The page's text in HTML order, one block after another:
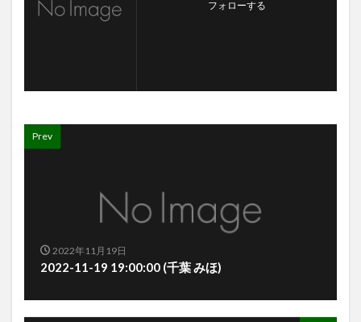
フォローする
Prev
2022年11月19日
2022-11-19 19:00:00 (千葉 みほ)